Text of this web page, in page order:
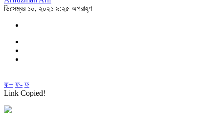
ডিসেম্বর ১০, ২০২১ ৯:২৫ অপরাহ্ণ
ফ+ ফ- ফ
Link Copied!